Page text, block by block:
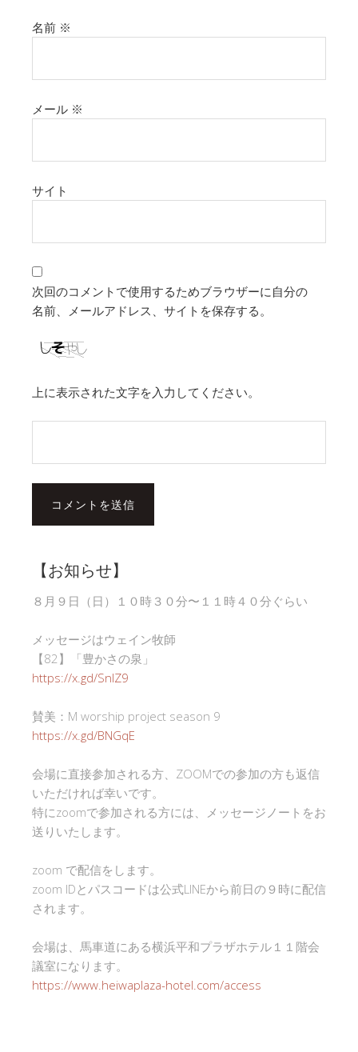
名前 ※
メール ※
サイト
次回のコメントで使用するためブラウザーに自分の
名前、メールアドレス、サイトを保存する。
上に表示された文字を入力してください。
【お知らせ】
８月９日（日）１０時３０分〜１１時４０分ぐらい
メッセージはウェイン牧師
【82】「豊かさの泉」
https://x.gd/SnlZ9
賛美：M worship project season 9
https://x.gd/BNGqE
会場に直接参加される方、ZOOMでの参加の方も返信
いただければ幸いです。
特にzoomで参加される方には、メッセージノートをお
送りいたします。
zoom で配信をします。
zoom IDとパスコードは公式LINEから前日の９時に配信
されます。
会場は、馬車道にある横浜平和プラザホテル１１階会
議室になります。
https://www.heiwaplaza-hotel.com/access